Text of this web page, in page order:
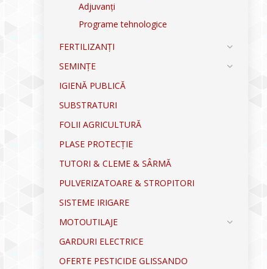
Adjuvanți
Programe tehnologice
FERTILIZANȚI
SEMINȚE
IGIENĂ PUBLICĂ
SUBSTRATURI
FOLII AGRICULTURĂ
PLASE PROTECȚIE
TUTORI & CLEME & SÂRMĂ
PULVERIZATOARE & STROPITORI
SISTEME IRIGARE
MOTOUTILAJE
GARDURI ELECTRICE
OFERTE PESTICIDE GLISSANDO